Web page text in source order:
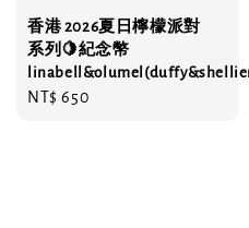
香港 2026夏日檸檬派對
系列🍋紀念幣
Regular
NT$ 650